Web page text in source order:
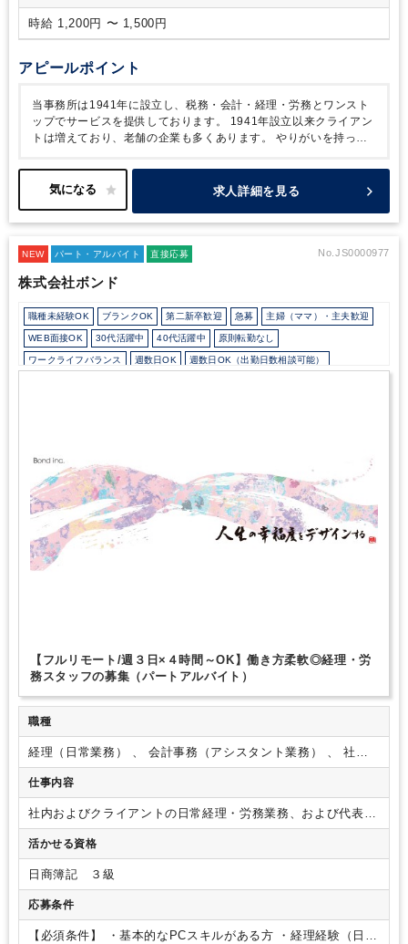
時給 1,200円 〜 1,500円
アピールポイント
当事務所は1941年に設立し、税務・会計・経理・労務とワンスト
ップでサービスを提供しております。
1941年設立以来クライアン
トは増えており、老舗の企業も多くあります。
やりがいを持って
求人詳細を見る
NEW パート・アルバイト 直接応募 No.JS0000977
株式会社ボンド
職種未経験OK ブランクOK 第二新卒歓迎 急募 主婦（ママ）・主夫歓迎
WEB面接OK 30代活躍中 40代活躍中 原則転勤なし
ワークライフバランス 週数日OK 週数日OK（出勤日数相談可能）
ルーティンワークがメイン 業務手順等のOJT
土日祝休み EXCELのスキルが活かせる 弥生会計 freee e-Tax
【フルリモート/週３日×４時間～OK】働き方柔軟◎経理・労
務スタッフの募集（パートアルバイト）
職種
経理（日常業務） 、 会計事務（アシスタント業務） 、 社会
保険・給与
仕事内容
社内およびクライアントの日常経理・労務業務、および代表の
サポート業務をお願いします。 【具体的な業務内容】・請求
書発行・送金、納税業務
への入力業務
・その他代表のサポート
加による増員募集です。
っているため、わからないことがあればメンバーにサポートし
てもらえる環境です。・入社時より完全リモート勤務、シフ
トも柔軟にご相談可能なため、仕事と子育て・介護・プライベ
活かせる資格
日商簿記 ３級
応募条件
【必須条件】 ・基本的なPCスキルがある方 ・経理経験（日常